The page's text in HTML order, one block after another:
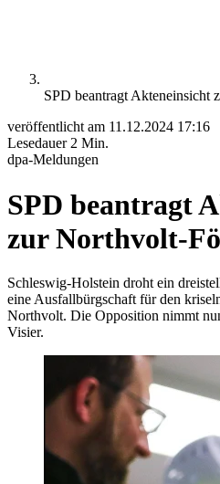
SPD beantragt Akteneinsicht
veröffentlicht am 11.12.2024 17:16
Lesedauer 2 Min.
dpa-Meldungen
SPD beantragt
zur Northvolt-
Schleswig-Holstein droht ein
eine Ausfallbürgschaft für den
Northvolt. Die Opposition nimmt
Visier.